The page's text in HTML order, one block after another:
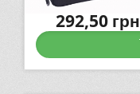
292,50грн